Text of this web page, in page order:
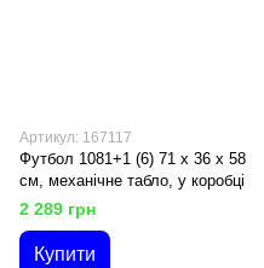
Артикул: 167117
Футбол 1081+1 (6) 71 х 36 х 58
см, механічне табло, у коробці
2 289 грн
Купити